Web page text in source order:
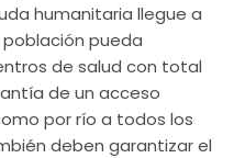
humanitaria llegue a
pueda
de salud con total
de un acceso
por río a todos los
deben garantizar el